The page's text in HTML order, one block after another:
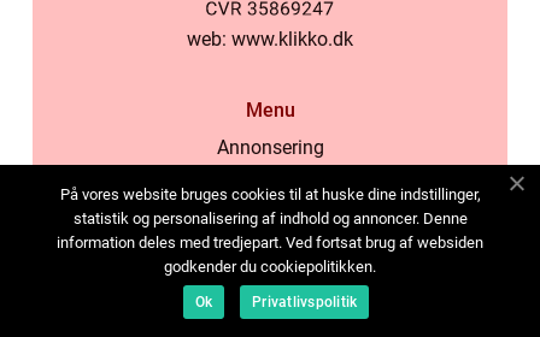
web: www.klikko.dk
Menu
Annonsering
Cookies
Kontakta oss
Sitemap
På vores website bruges cookies til at huske dine indstillinger,
statistik og personalisering af indhold og annoncer. Denne
information deles med tredjepart. Ved fortsat brug af websiden
godkender du cookiepolitikken.
Ok Privatlivspolitik